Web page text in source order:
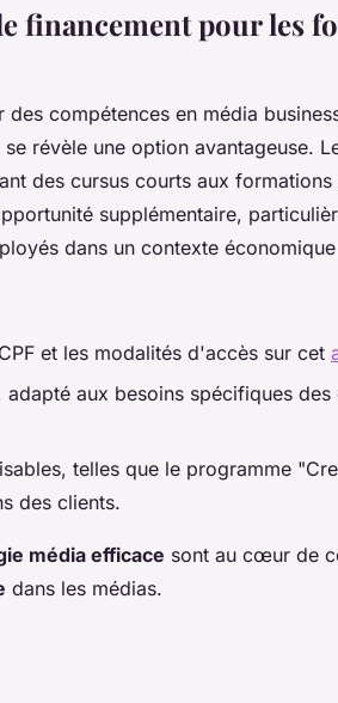
financement pour les
compétences en média
se révèle une option avantageuse.
des cursus courts aux
supplémentaire,
dans un contexte
et les modalités d'accès sur cet
aux besoins spécifiques des
telles que le programme
des clients.
média efficace sont au cœur de
dans les médias.